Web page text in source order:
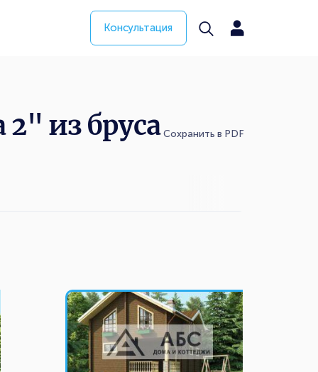
Консультация
из бруса Сохранить в PDF